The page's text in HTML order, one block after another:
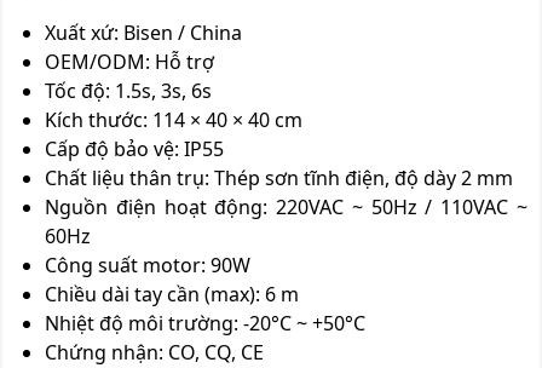
Xuất xứ: Bisen / China
OEM/ODM: Hỗ trợ
Tốc độ: 1.5s, 3s, 6s
Kích thước: 114 × 40 × 40 cm
Cấp độ bảo vệ: IP55
Chất liệu thân trụ: Thép sơn tĩnh điện, độ dày 2 mm
Nguồn điện hoạt động: 220VAC ~ 50Hz / 110VAC ~
60Hz
Công suất motor: 90W
Chiều dài tay cần (max): 6 m
Nhiệt độ môi trường: -20°C ~ +50°C
Chứng nhận: CO, CQ, CE